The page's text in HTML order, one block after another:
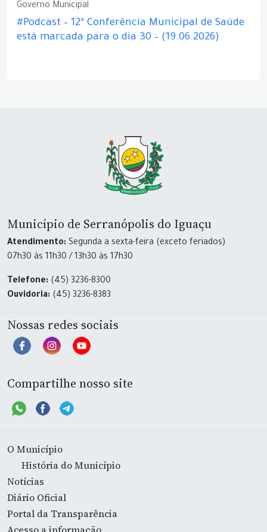
Governo Municipal
#Podcast – 12ª Conferência Municipal de Saúde
está marcada para o dia 30 – (19.06.2026)
Município de Serranópolis do Iguaçu
Atendimento: Segunda a sexta-feira (exceto feriados)
07h30 às 11h30 / 13h30 às 17h30
Telefone: (45) 3236-8300
Ouvidoria: (45) 3236-8383
Nossas redes sociais
Compartilhe nosso site
O Município
História do Município
Notícias
Diário Oficial
Portal da Transparência